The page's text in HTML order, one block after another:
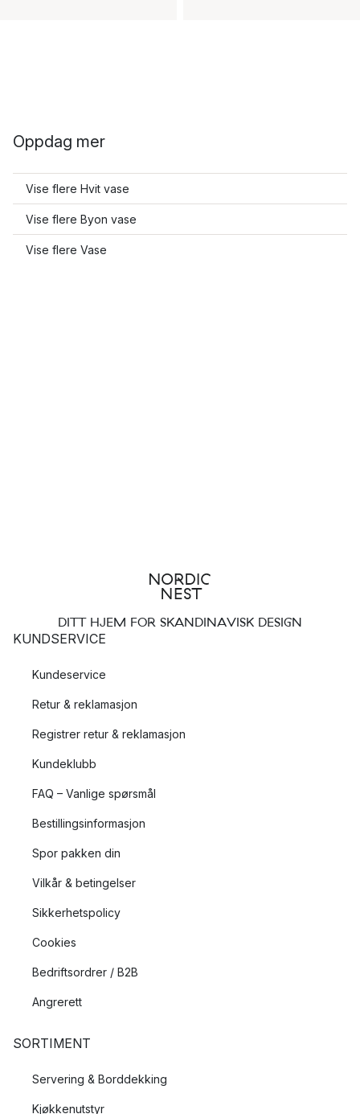
Oppdag mer
Vise flere Hvit vase
Vise flere Byon vase
Vise flere Vase
DITT HJEM FOR SKANDINAVISK DESIGN
KUNDSERVICE
Kundeservice
Retur & reklamasjon
Registrer retur & reklamasjon
Kundeklubb
FAQ – Vanlige spørsmål
Bestillingsinformasjon
Spor pakken din
Vilkår & betingelser
Sikkerhetspolicy
Cookies
Bedriftsordrer / B2B
Angrerett
SORTIMENT
Servering & Borddekking
Kjøkkenutstyr